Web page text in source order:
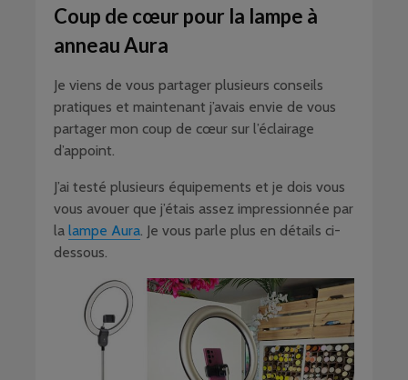
Coup de cœur pour la lampe à
anneau Aura
Je viens de vous partager plusieurs conseils
pratiques et maintenant j’avais envie de vous
partager mon coup de cœur sur l’éclairage
d’appoint.
J’ai testé plusieurs équipements et je dois vous
vous avouer que j’étais assez impressionnée par
la lampe Aura. Je vous parle plus en détails ci-
dessous.